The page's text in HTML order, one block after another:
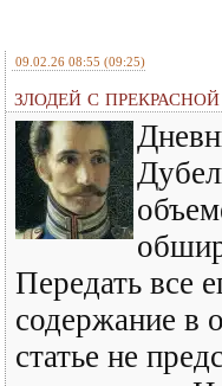
09.02.26 08:55 (09:25)
ЗЛОДЕЙ С
Передать все
содержание в
статье не